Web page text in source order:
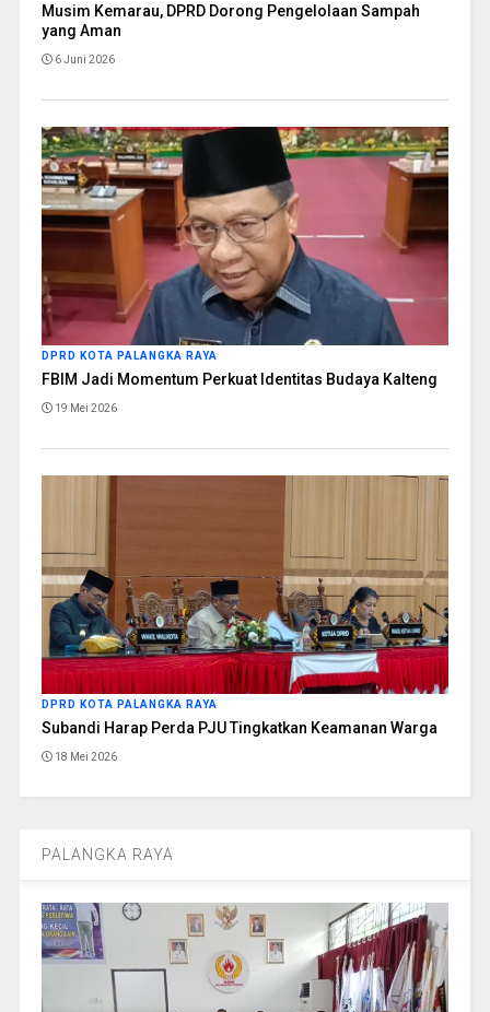
Musim Kemarau, DPRD Dorong Pengelolaan Sampah
yang Aman
6 Juni 2026
DPRD KOTA PALANGKA RAYA
FBIM Jadi Momentum Perkuat Identitas Budaya Kalteng
19 Mei 2026
DPRD KOTA PALANGKA RAYA
Subandi Harap Perda PJU Tingkatkan Keamanan Warga
18 Mei 2026
PALANGKA RAYA